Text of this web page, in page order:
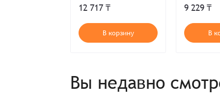
Распечатать детали заказа
12 717 ₸
В корзину
9 229 ₸
В
Вы недавно